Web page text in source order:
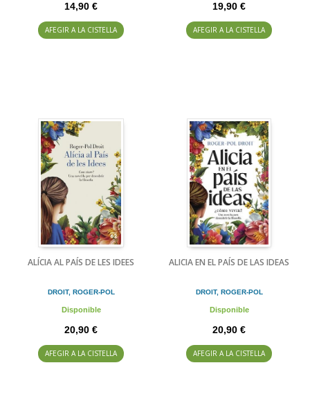
14,90 €
AFEGIR A LA CISTELLA
19,90 €
AFEGIR A LA CISTELLA
ALÍCIA AL PAÍS DE LES IDEES
DROIT, ROGER-POL
Disponible
20,90 €
AFEGIR A LA CISTELLA
ALICIA EN EL PAÍS DE LAS IDEAS
DROIT, ROGER-POL
Disponible
20,90 €
AFEGIR A LA CISTELLA